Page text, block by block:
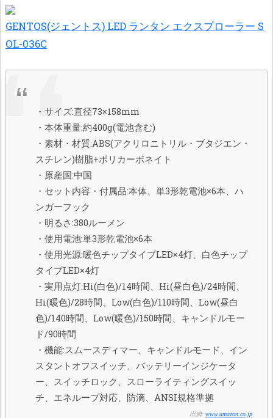
GENTOS(ジェントス) LED ランタン エクスプローラー S
OL-036C
・サイズ:直径73×158mm
・本体重量:約400g(電池含む)
・素材・材質:ABS(アクリロニトリル・ブタジエン・
スチレン)樹脂+ポリカーボネイト
・原産国:中国
・セット内容・付属品:本体、単3形乾電池×6本、ハ
ンガーフック
・明るさ:380ルーメン
・使用電池:単3形乾電池×6本
・使用光源:暖色チップタイプLED×4灯、白色チップ
タイプLED×4灯
・実用点灯:Hi(白色)/14時間、Hi(昼白色)/24時間、
Hi(暖色)/28時間、Low(白色)/110時間、Low(昼白
色)/140時間、Low(暖色)/150時間、キャンドルモー
ド/90時間
・機能:スムースディマー、キャンドルモード、イン
スタントオフスイッチ、バッテリーインジケータ
ー、スイッチロック、スローライティングスイッ
チ、エネループ対応、防滴、ANSI規格準拠
出典: www.amazon.co.jp